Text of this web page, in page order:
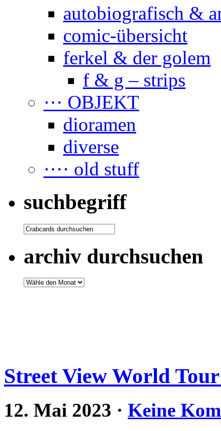
autobiografisch &
comic-übersicht
ferkel & der golem
f & g – strips
··· OBJEKT
dioramen
diverse
···· old stuff
suchbegriff
archiv durchsuchen
Street View World
12. Mai 2023 · Keine